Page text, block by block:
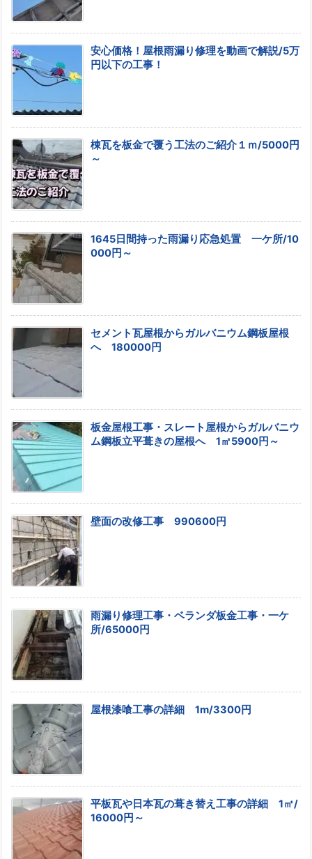
安心価格！屋根雨漏り修理を動画で解説/5万
円以下の工事！
棟瓦を板金で覆う工法のご紹介１ｍ/5000円
～
1645日間持った雨漏り応急処置 一ケ所/10
000円～
セメント瓦屋根からガルバニウム鋼板屋根
へ 180000円
板金屋根工事・スレート屋根からガルバニウ
ム鋼板立平葺きの屋根へ 1㎡5900円～
壁面の改修工事 990600円
雨漏り修理工事・ベランダ板金工事・一ケ
所/65000円
屋根漆喰工事の詳細 1m/3300円
平板瓦や日本瓦の葺き替え工事の詳細 1㎡/
16000円～